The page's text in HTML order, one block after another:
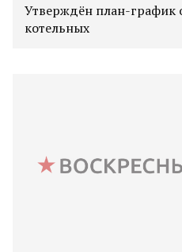
Утверждён план-график
котельных